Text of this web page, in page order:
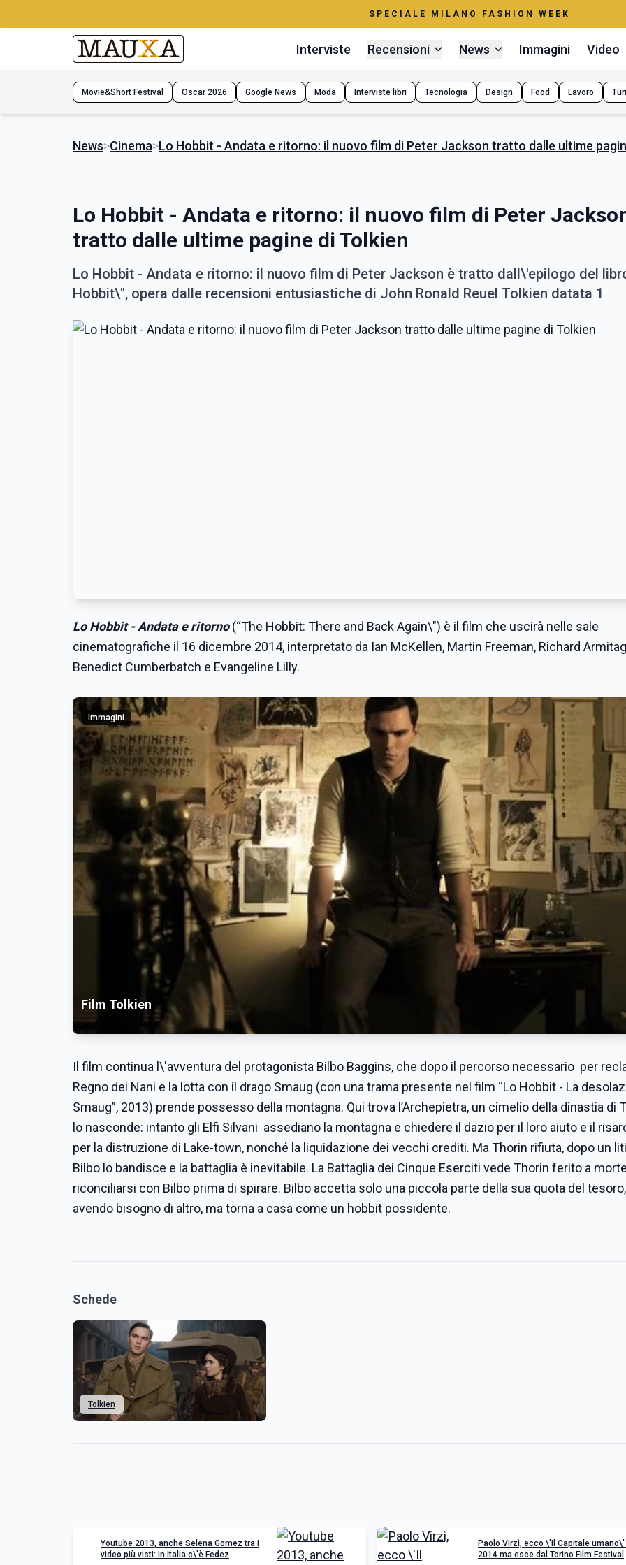
SPECIALE MILANO FASHION WEEK
Interviste Recensioni News Immagini Video
Movie&Short Festival Oscar 2026 Google News Moda Interviste libri Tecnologia Design Food Lavoro
News>Cinema>Lo Hobbit - Andata e ritorno: il nuovo film di Peter Jackson tratto dalle ultime
Lo Hobbit - Andata e ritorno: il nuovo film di Peter
tratto dalle ultime pagine di Tolkien
Lo Hobbit - Andata e ritorno: il nuovo film di Peter Jackson è tratto dall\'epilogo del
Hobbit\", opera dalle recensioni entusiastiche di John Ronald Reuel Tolkien datata 1
Lo Hobbit - Andata e ritorno(“The Hobbit: There and Back Again\") è il film che uscirà nelle sale
cinematografiche il 16 dicembre 2014, interpretato da Ian McKellen, Martin Freeman, Richard
Benedict Cumberbatch e Evangeline Lilly.
Immagini
Film Tolkien
Il film continua l\'avventura del protagonista Bilbo Baggins, che dopo il percorso necessario per
Regno dei Nani e la lotta con il drago Smaug (con una trama presente nel film “Lo Hobbit - La
Smaug”, 2013) prende possesso della montagna. Qui trova l’Archepietra, un cimelio della dinastia di
lo nasconde: intanto gli Elfi Silvani assediano la montagna e chiedere il dazio per il loro aiuto e il
per la distruzione di Lake-town, nonché la liquidazione dei vecchi crediti. Ma Thorin rifiuta, dopo un
Bilbo lo bandisce e la battaglia è inevitabile. La Battaglia dei Cinque Eserciti vede Thorin ferito a
riconciliarsi con Bilbo prima di spirare. Bilbo accetta solo una piccola parte della sua quota del
avendo bisogno di altro, ma torna a casa come un hobbit possidente.
Schede
Tolkien
Youtube 2013, anche Selena Gomez tra i
video più visti: in Italia c\'è Fedez
Paolo Virzì, ecco \'Il Capitale umano\'
2014 ma esce dal Torino Film Festival